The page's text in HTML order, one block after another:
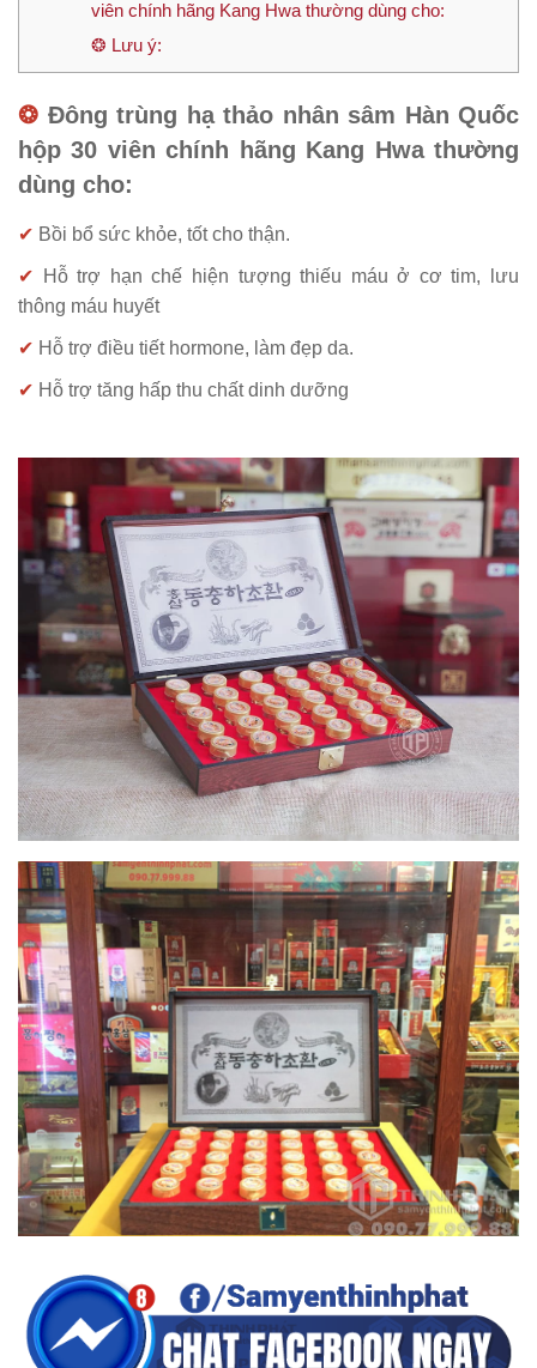
viên chính hãng Kang Hwa thường dùng cho:
❂ Lưu ý:
❂ Đông trùng hạ thảo nhân sâm Hàn Quốc
hộp 30 viên chính hãng Kang Hwa thường
dùng cho:
✔ Bồi bổ sức khỏe, tốt cho thận.
✔
Hỗ trợ hạn chế hiện tượng thiếu máu ở cơ tim, lưu
thông máu huyết
✔ Hỗ trợ điều tiết hormone, làm đẹp da.
✔ Hỗ trợ tăng hấp thu chất dinh dưỡng